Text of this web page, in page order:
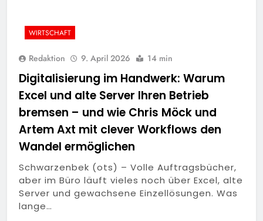
WIRTSCHAFT
Redaktion 9. April 2026 14 min
Digitalisierung im Handwerk: Warum
Excel und alte Server Ihren Betrieb
bremsen – und wie Chris Möck und
Artem Axt mit clever Workflows den
Wandel ermöglichen
Schwarzenbek (ots) – Volle Auftragsbücher,
aber im Büro läuft vieles noch über Excel, alte
Server und gewachsene Einzellösungen. Was
lange…